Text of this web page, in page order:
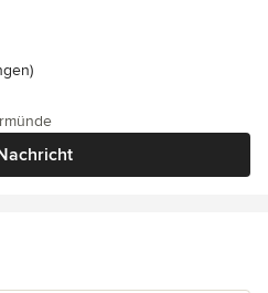
3 von 5 Sternen